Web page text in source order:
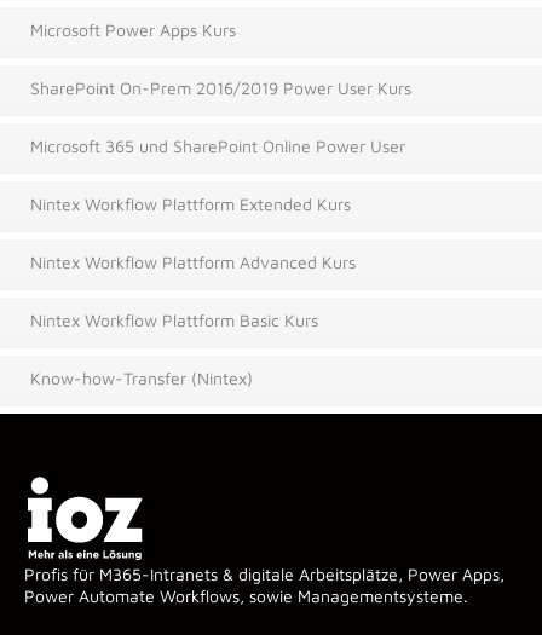
Microsoft Power Apps Kurs
SharePoint On-Prem 2016/2019 Power User Kurs
Microsoft 365 und SharePoint Online Power User
Nintex Workflow Plattform Extended Kurs
Nintex Workflow Plattform Advanced Kurs
Nintex Workflow Plattform Basic Kurs
Know-how-Transfer (Nintex)
Profis für M365-Intranets & digitale Arbeitsplätze, Power Apps,
Power Automate Workflows, sowie Managementsysteme.